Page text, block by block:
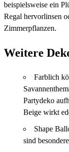
beispielsweise ein
Regal hervorlinsen
Zimmerpflanzen.
Weitere
Farblich
Partydeko
Beige wirkt
Shape
sind